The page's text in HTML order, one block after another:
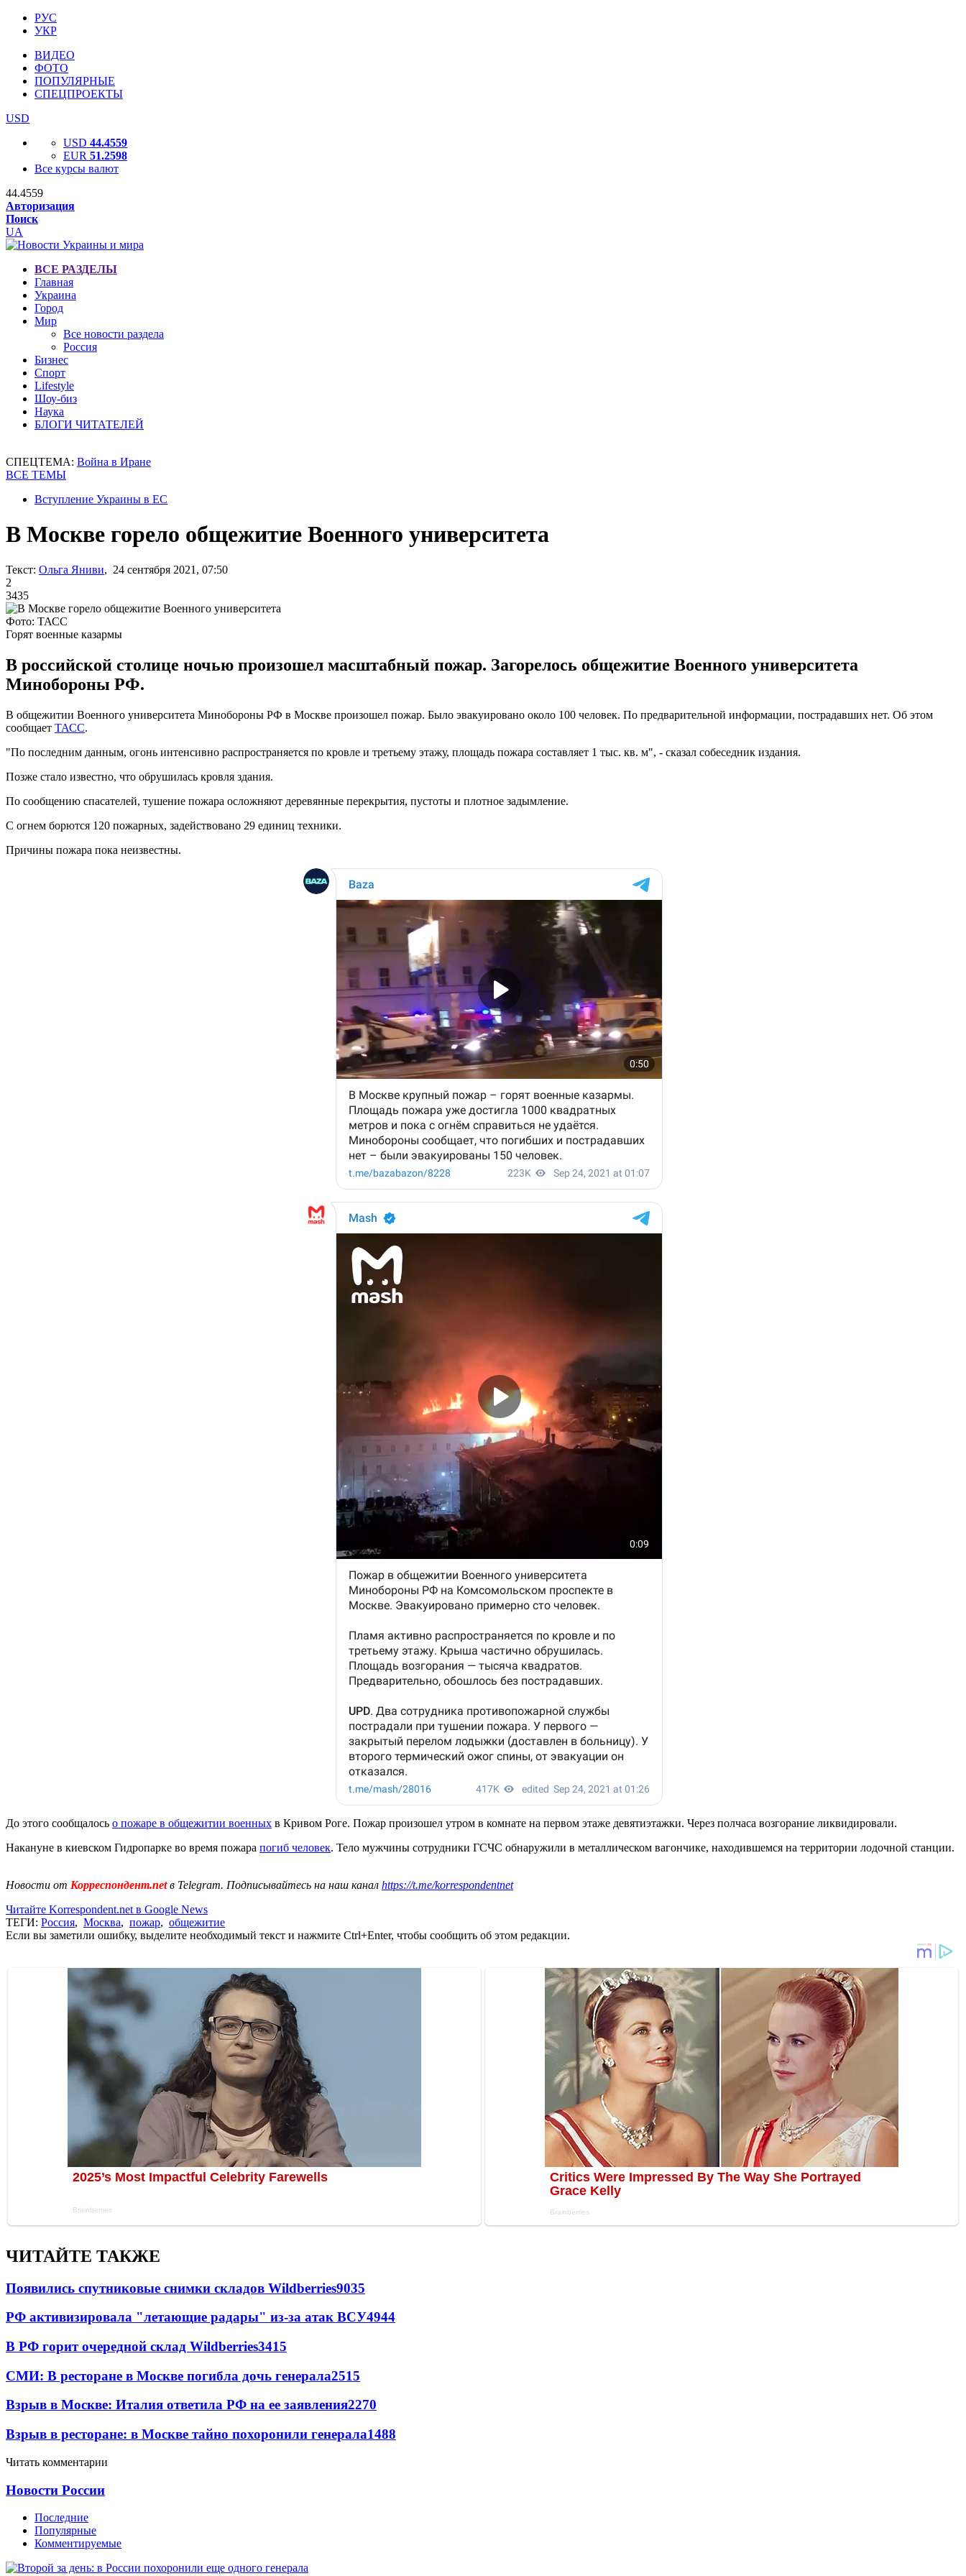
РУС
УКР
ВИДЕО
ФОТО
ПОПУЛЯРНЫЕ
СПЕЦПРОЕКТЫ
USD
USD 44.4559
EUR 51.2598
Все курсы валют
44.4559
Авторизация
Поиск
UA
ВСЕ РАЗДЕЛЫ
Главная
Украина
Город
Мир
Все новости раздела
Россия
Бизнес
Спорт
Lifestyle
Шоу-биз
Наука
БЛОГИ ЧИТАТЕЛЕЙ
СПЕЦТЕМА: Война в Иране
ВСЕ ТЕМЫ
Вступление Украины в ЕС
В Москве горело общежитие Военного университета
Текст: Ольга Яниви, 24 сентября 2021, 07:50
2
3435
Фото: ТАСС
Горят военные казармы
В российской столице ночью произошел масштабный пожар. Загорелось общежитие Военного университета
Минобороны РФ.
В общежитии Военного университета Минобороны РФ в Москве произошел пожар. Было эвакуировано около 100 человек. По предварительной информации, пострадавших нет. Об этом
сообщает ТАСС.
"По последним данным, огонь интенсивно распространяется по кровле и третьему этажу, площадь пожара составляет 1 тыс. кв. м", - сказал собеседник издания.
Позже стало известно, что обрушилась кровля здания.
По сообщению спасателей, тушение пожара осложняют деревянные перекрытия, пустоты и плотное задымление.
С огнем борются 120 пожарных, задействовано 29 единиц техники.
Причины пожара пока неизвестны.
До этого сообщалось о пожаре в общежитии военных в Кривом Роге. Пожар произошел утром в комнате на первом этаже девятиэтажки. Через полчаса возгорание ликвидировали.
Накануне в киевском Гидропарке во время пожара погиб человек. Тело мужчины сотрудники ГСЧС обнаружили в металлическом вагончике, находившемся на территории лодочной станции.
Новости от Корреспондент.netв Telegram. Подписывайтесь на наш канал https://t.me/korrespondentnet
Читайте Korrespondent.net в Google News
ТЕГИ: Россия, Москва, пожар, общежитие
Если вы заметили ошибку, выделите необходимый текст и нажмите Ctrl+Enter, чтобы сообщить об этом редакции.
ЧИТАЙТЕ ТАКЖЕ
Появились спутниковые снимки складов Wildberries9035
РФ активизировала "летающие радары" из-за атак ВСУ4944
В РФ горит очередной склад Wildberries3415
СМИ: В ресторане в Москве погибла дочь генерала2515
Взрыв в Москве: Италия ответила РФ на ее заявления2270
Взрыв в ресторане: в Москве тайно похоронили генерала1488
Читать комментарии
Новости России
Последние
Популярные
Комментируемые